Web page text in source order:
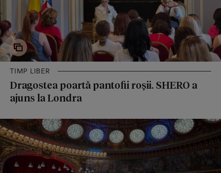
TIMP LIBER
Dragostea poartă pantofii roșii. SHERO a
ajuns la Londra